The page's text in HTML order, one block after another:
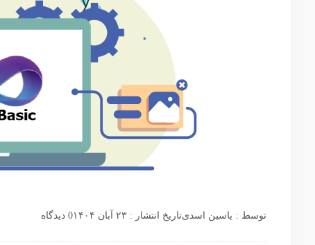
توسط : یاسین اسدیتاریخ انتشار : ۲۳ آبان ۱۴۰۴ 0 دیدگاه